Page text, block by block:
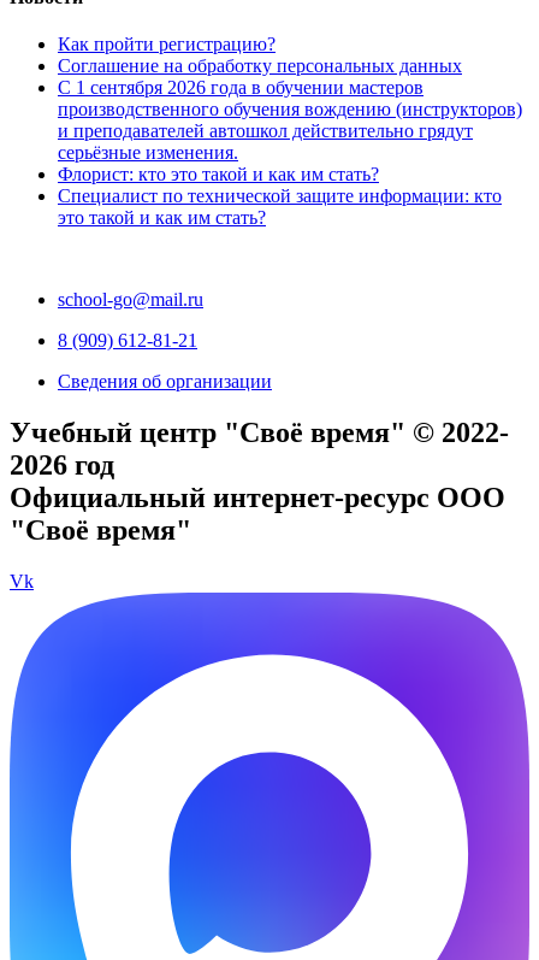
Как пройти регистрацию?
Соглашение на обработку персональных данных
С 1 сентября 2026 года в обучении мастеров
производственного обучения вождению (инструкторов)
и преподавателей автошкол действительно грядут
серьёзные изменения.
Флорист: кто это такой и как им стать?
Специалист по технической защите информации: кто
это такой и как им стать?
school-go@mail.ru
8 (909) 612-81-21
Сведения об организации
Учебный центр "Своё время" © 2022-
2026 год
Официальный интернет-ресурс ООО
"Своё время"
Vk